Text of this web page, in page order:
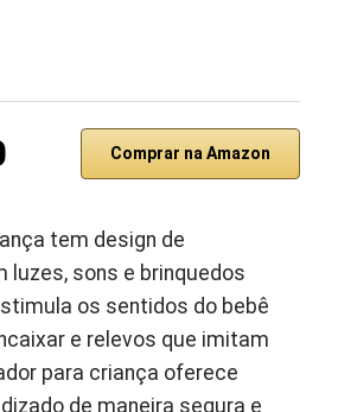
Comprar na Amazon
tem design de
sons e brinquedos
os sentidos do bebê
e relevos que imitam
para criança oferece
de maneira segura e